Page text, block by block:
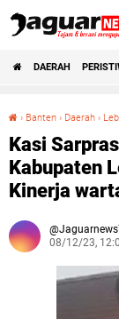
DAERAH
› Banten › Daerah ›
Kasi
Kabupaten
Kinerja
08/12/23,